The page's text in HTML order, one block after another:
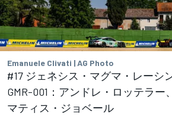
Emanuele Clivati | AG Photo
#17 ジェネシス・マグマ・レーシ
GMR-001：アンドレ・ロッテラー
マティス・ジョベール